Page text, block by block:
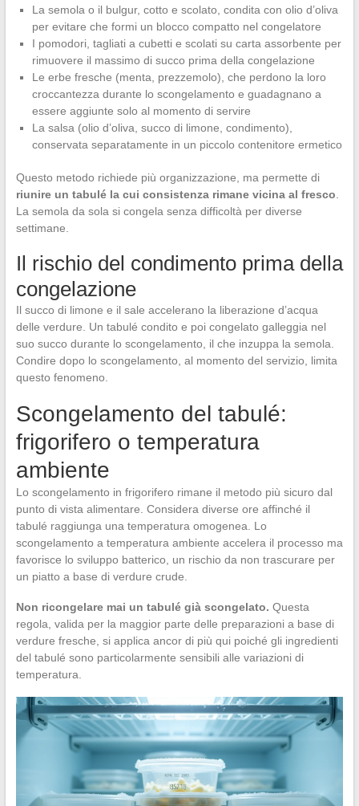
La semola o il bulgur, cotto e scolato, condita con olio d’oliva
per evitare che formi un blocco compatto nel congelatore
I pomodori, tagliati a cubetti e scolati su carta assorbente per
rimuovere il massimo di succo prima della congelazione
Le erbe fresche (menta, prezzemolo), che perdono la loro
croccantezza durante lo scongelamento e guadagnano a
essere aggiunte solo al momento di servire
La salsa (olio d’oliva, succo di limone, condimento),
conservata separatamente in un piccolo contenitore ermetico
Questo metodo richiede più organizzazione, ma permette di
riunire un tabulé la cui consistenza rimane vicina al fresco
La semola da sola si congela senza difficoltà per diverse
settimane.
Il rischio del condimento prima della
congelazione
Il succo di limone e il sale accelerano la liberazione d’acqua
delle verdure. Un tabulé condito e poi congelato galleggia nel
suo succo durante lo scongelamento, il che inzuppa la semola.
Condire dopo lo scongelamento, al momento del servizio, limita
questo fenomeno.
Scongelamento del tabulé:
frigorifero o temperatura
ambiente
Lo scongelamento in frigorifero rimane il metodo più sicuro dal
punto di vista alimentare. Considera diverse ore affinché il
tabulé raggiunga una temperatura omogenea. Lo
scongelamento a temperatura ambiente accelera il processo ma
favorisce lo sviluppo batterico, un rischio da non trascurare per
un piatto a base di verdure crude.
Non ricongelare mai un tabulé già scongelato. Questa
regola, valida per la maggior parte delle preparazioni a base di
verdure fresche, si applica ancor di più qui poiché gli ingredienti
del tabulé sono particolarmente sensibili alle variazioni di
temperatura.